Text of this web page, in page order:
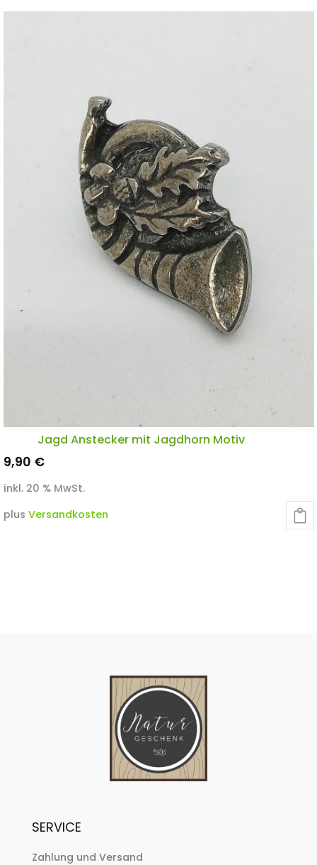
Jagd Anstecker mit Jagdhorn Motiv
9,90 €
inkl. 20 % MwSt.
plus Versandkosten
SERVICE
Zahlung und Versand